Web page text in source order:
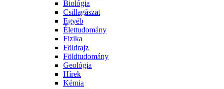
Biológia
Csillagászat
Egyéb
Élettudomány
Fizika
Földrajz
Földtudomány
Geológia
Hírek
Kémia